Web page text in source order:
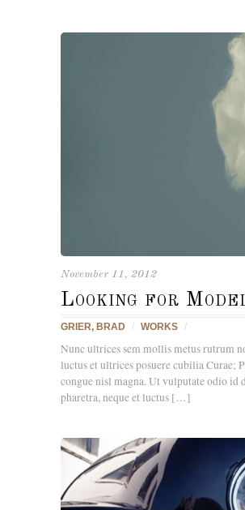
November 11, 2012
Looking for
GRIER, BRAD / WORKS /
Nunc ultrices sem mollis metus rutrum
luctus et ultrices posuere cubilia Curae;
congue nisl magna. Ut vulputate odio id
pharetra, neque et luctus […]